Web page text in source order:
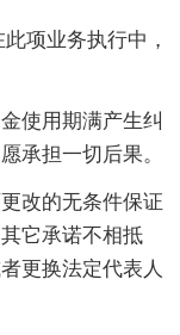
项业务执行中，
使用期满产生纠
承担一切后果。
改的无条件保证
它承诺不相抵
更换法定代表人